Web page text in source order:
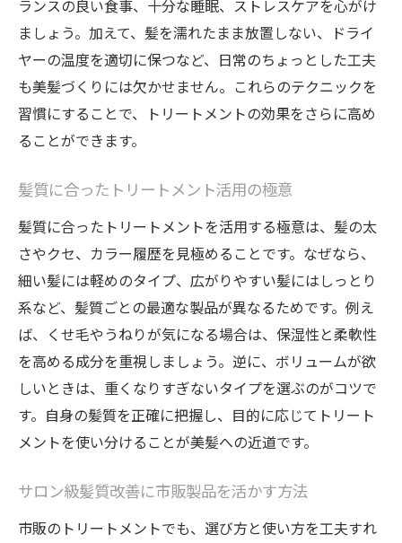
ランスの良い食事、十分な睡眠、ストレスケアを心がけ
ましょう。加えて、髪を濡れたまま放置しない、ドライ
ヤーの温度を適切に保つなど、日常のちょっとした工夫
も美髪づくりには欠かせません。これらのテクニックを
習慣にすることで、トリートメントの効果をさらに高め
ることができます。
髪質に合ったトリートメント活用の極意
髪質に合ったトリートメントを活用する極意は、髪の太
さやクセ、カラー履歴を見極めることです。なぜなら、
細い髪には軽めのタイプ、広がりやすい髪にはしっとり
系など、髪質ごとの最適な製品が異なるためです。例え
ば、くせ毛やうねりが気になる場合は、保湿性と柔軟性
を高める成分を重視しましょう。逆に、ボリュームが欲
しいときは、重くなりすぎないタイプを選ぶのがコツで
す。自身の髪質を正確に把握し、目的に応じてトリート
メントを使い分けることが美髪への近道です。
サロン級髪質改善に市販製品を活かす方法
市販のトリートメントでも、選び方と使い方を工夫すれ